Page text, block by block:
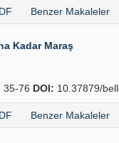
Benzer Makaleler
Kadar Maraş
35-76 DOI: 10.37879/
Benzer Makaleler